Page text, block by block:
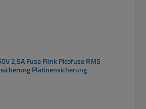
2,5A Fuse Flink Picofuse RM5
Platinensicherung